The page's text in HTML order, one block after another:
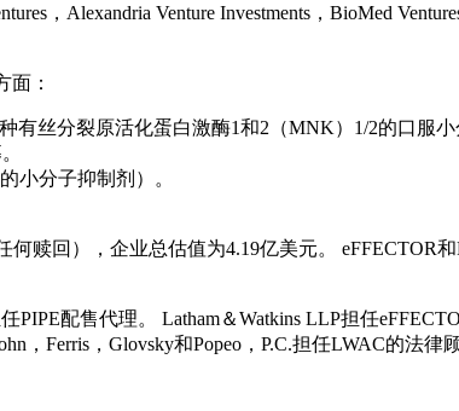
，Alexandria Venture Investments，BioMed
面：
有丝分裂原活化蛋白激酶1和2（MNK）1/2的口服
小分子抑制剂）。
赎回），企业总估值为4.19亿美元。 eFFECTOR
配售代理。 Latham＆Watkins LLP担任
Ferris，Glovsky和Popeo，P.C.担任LWAC的法律顾